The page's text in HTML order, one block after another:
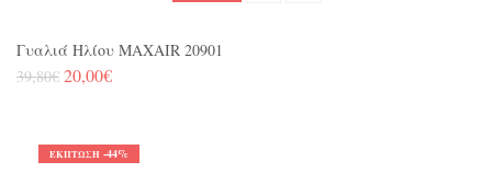
Γυαλιά Ηλίου MAXAIR 20901
39,80€ 20,00€
ΈΚΠΤΩΣΗ -44%